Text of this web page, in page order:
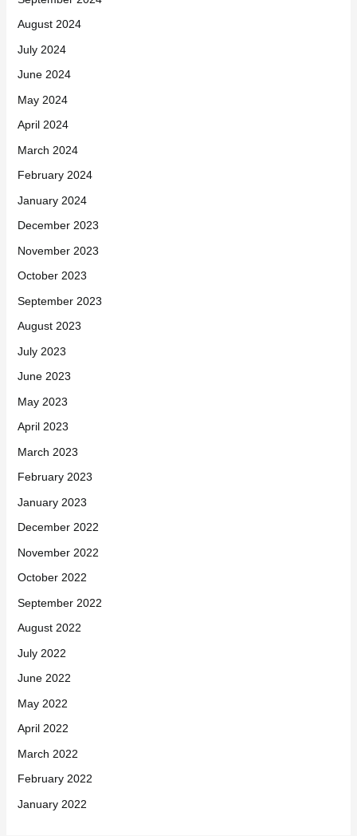
August 2024
July 2024
June 2024
May 2024
April 2024
March 2024
February 2024
January 2024
December 2023
November 2023
October 2023
September 2023
August 2023
July 2023
June 2023
May 2023
April 2023
March 2023
February 2023
January 2023
December 2022
November 2022
October 2022
September 2022
August 2022
July 2022
June 2022
May 2022
April 2022
March 2022
February 2022
January 2022